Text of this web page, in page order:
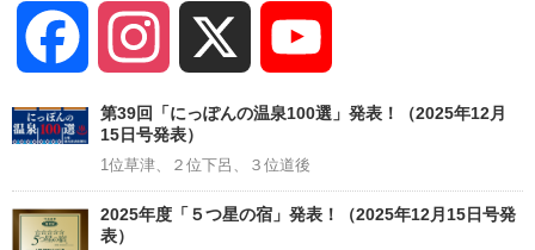
Facebook Instagram
Channel
第39回「にっぽんの温泉100選」発表！（2025年12月
15日号発表）
1位草津、２位下呂、３位道後
2025年度「５つ星の宿」発表！（2025年12月15日号発
表）